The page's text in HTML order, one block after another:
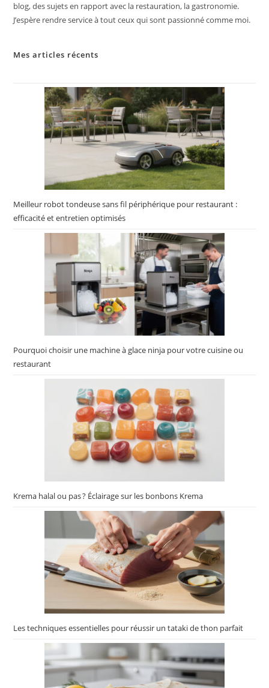
blog, des sujets en rapport avec la restauration, la gastronomie.
J’espère rendre service à tout ceux qui sont passionné comme moi.
Mes articles récents
Meilleur robot tondeuse sans fil périphérique pour restaurant :
efficacité et entretien optimisés
Pourquoi choisir une machine à glace ninja pour votre cuisine ou
restaurant
Krema halal ou pas ? Éclairage sur les bonbons Krema
Les techniques essentielles pour réussir un tataki de thon parfait